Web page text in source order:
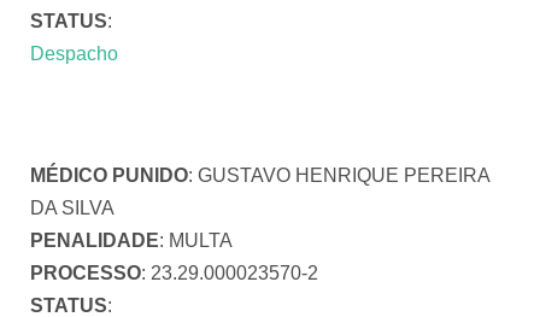
STATUS:
Despacho
MÉDICO PUNIDO: GUSTAVO HENRIQUE PEREIRA
DA SILVA
PENALIDADE: MULTA
PROCESSO: 23.29.000023570-2
STATUS: